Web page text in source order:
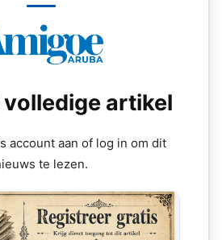
volledige artikel
account aan of log in om dit
te lezen.